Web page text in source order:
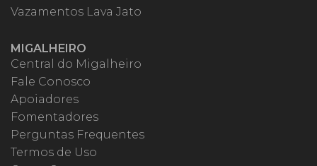
Vazamentos Lava Jato
MIGALHEIRO
Central do Migalheiro
Fale Conosco
Apoiadores
Fomentadores
Perguntas Frequentes
Termos de Uso